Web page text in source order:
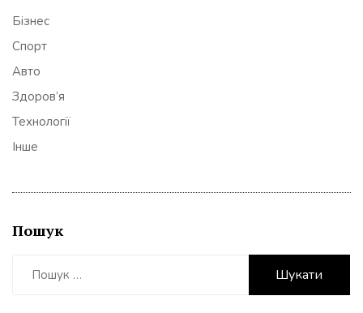
Бізнес
Спорт
Авто
Здоров’я
Технології
Інше
Пошук